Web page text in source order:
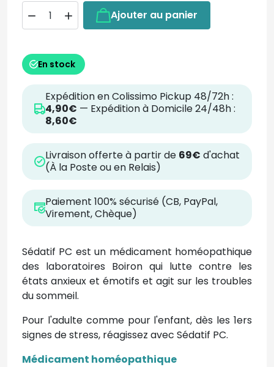
  Ajouter au panier
En stock
Expédition en Colissimo Pickup 48/72h :
4,90€ — Expédition à Domicile 24/48h :
8,60€
Livraison offerte à partir de 69€ d'achat
(À la Poste ou en Relais)
Paiement 100% sécurisé (CB, PayPal,
Virement, Chèque)
Sédatif PC est un médicament homéopathique
des laboratoires Boiron qui lutte contre les
états anxieux et émotifs et agit sur les troubles
du sommeil.
Pour l'adulte comme pour l'enfant, dès les 1ers
signes de stress, réagissez avec Sédatif PC.
Médicament homéopathique